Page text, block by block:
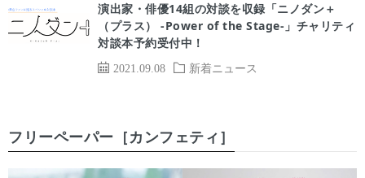
2021.09.08 新着ニュース
演出家・俳優14組の対談を収録「ニノダン＋
（プラス） -Power of the Stage-」チャリティ
対談本予約受付中！
フリーペーパー［カンフェティ］